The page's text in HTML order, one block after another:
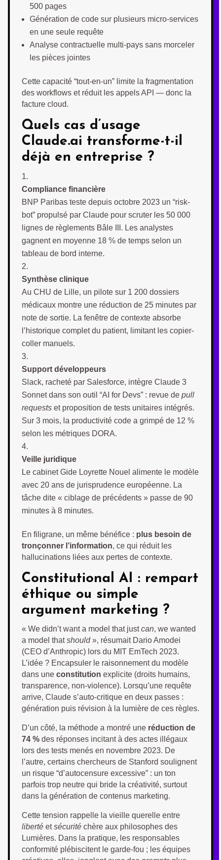
500 pages
Génération de code sur plusieurs micro-services
en une seule requête
Analyse contractuelle multi-pays sans morceler
les pièces jointes
Cette capacité “tout-en-un” limite la fragmentation
des workflows et réduit les appels API — donc la
facture cloud.
Quels cas d’usage
Claude.ai transforme-t-il
déjà en entreprise ?
Compliance financière
BNP Paribas teste depuis octobre 2023 un “risk-
bot” propulsé par Claude pour scruter les 50 000
lignes de règlements Bâle III. Les analystes
gagnent en moyenne 18 % de temps selon un
tableau de bord interne.
Synthèse clinique
Au CHU de Lille, un pilote sur 1 200 dossiers
médicaux montre une réduction de 25 minutes par
note de sortie. La fenêtre de contexte absorbe
l’historique complet du patient, limitant les copier-
coller manuels.
Support développeurs
Slack, racheté par Salesforce, intègre Claude 3
Sonnet dans son outil “AI for Devs” : revue de pull
requests et proposition de tests unitaires intégrés.
Sur 3 mois, la productivité code a grimpé de 12 %
selon les métriques DORA.
Veille juridique
Le cabinet Gide Loyrette Nouel alimente le modèle
avec 20 ans de jurisprudence européenne. La
tâche dite « ciblage de précédents » passe de 90
minutes à 8 minutes.
En filigrane, un même bénéfice : plus besoin de
tronçonner l’information, ce qui réduit les
hallucinations liées aux pertes de contexte.
Constitutional AI : rempart
éthique ou simple
argument marketing ?
« We didn’t want a model that justcan, we wanted
a model thatshould», résumait Dario Amodei
(CEO d’Anthropic) lors du MIT EmTech 2023.
L’idée ? Encapsuler le raisonnement du modèle
dans une constitution explicite (droits humains,
transparence, non-violence). Lorsqu’une requête
arrive, Claude s’auto-critique en deux passes :
génération puis révision à la lumière de ces règles.
D’un côté, la méthode a montré une réduction de
74 % des réponses incitant à des actes illégaux
lors des tests menés en novembre 2023. De
l’autre, certains chercheurs de Stanford soulignent
un risque “d’autocensure excessive” : un ton
parfois trop neutre qui bride la créativité, surtout
dans la génération de contenus marketing.
Cette tension rappelle la vieille querelle entre
liberté etsécurité chère aux philosophes des
Lumières. Dans la pratique, les responsables
conformité plébiscitent le garde-fou ; les équipes